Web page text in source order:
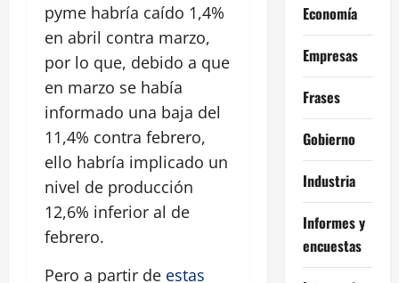
pyme habría caído 1,4%
en abril contra marzo,
por lo que, debido a que
en marzo se había
informado una baja del
11,4% contra febrero,
ello habría implicado un
nivel de producción
12,6% inferior al de
febrero.
Pero a partir de estas
Economía
Empresas
Frases
Gobierno
Industria
Informes y
encuestas